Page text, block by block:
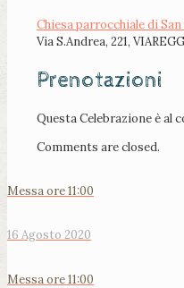
Chiesa parrocchiale di
Via S.Andrea, 221,
Prenotazioni
Questa Celebrazione è al
Comments are closed.
Messa ore 11:00
16 Agosto 2020
Messa ore 11:00